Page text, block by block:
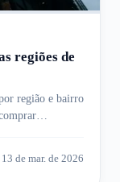
regiões de
região e bairro
13 de mar. de 2026